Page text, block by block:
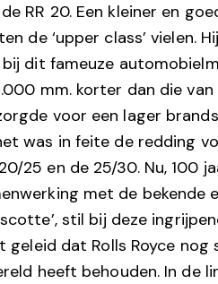
RR 20. Een kleiner en
de ‘upper class’ vielen.
dit fameuze
mm. korter dan die
voor een lager
was in feite de redding
25 en de 25/30. Nu, 100
met de bekende
stil bij deze
dat Rolls Royce
heeft behouden. In de